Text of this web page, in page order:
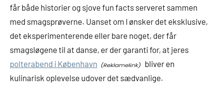
får både historier og sjove fun facts serveret sammen
med smagsprøverne. Uanset om I ønsker det eksklusive,
det eksperimenterende eller bare noget, der får
smagsløgene til at danse, er der garanti for, at jeres
polterabend i København
bliver en
kulinarisk oplevelse udover det sædvanlige.